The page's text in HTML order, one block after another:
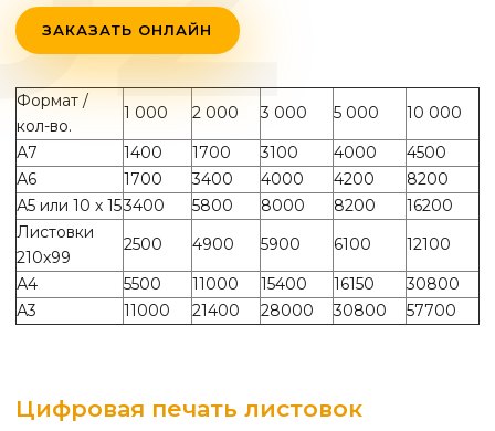
ЗАКАЗАТЬ ОНЛАЙН
Формат /
кол-во.
1 000 2 000 3 000 5 000
10 000
А7
1400 1700 3100 4000
4500
А6
1700 3400 4000 4200
8200
А5 или 10 х 153400 5800 8000 8200
16200
Листовки
210х99
2500 4900 5900 6100
12100
А4
5500 11000 15400 16150
30800
А3
11000 21400 28000 30800 57700
Цифровая печать листовок